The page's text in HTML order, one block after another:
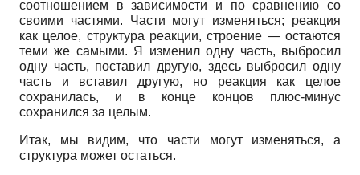
соотношением в зависимости и по сравнению со
своими частями. Части могут изменяться; реакция
как целое, структура реакции, строение —остаются
теми же самыми. Я изменил одну часть, выбросил
одну часть, поставил другую, здесь выбросил одну
часть и вставил другую, но реакция как целое
сохранилась, и в конце концов плюс-минус
сохранился за целым.
Итак, мы видим, что части могут изменяться, а
структура может остаться.